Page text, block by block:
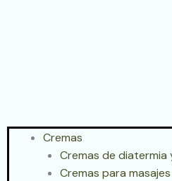
Cremas
Cremas de
Cremas para masajes